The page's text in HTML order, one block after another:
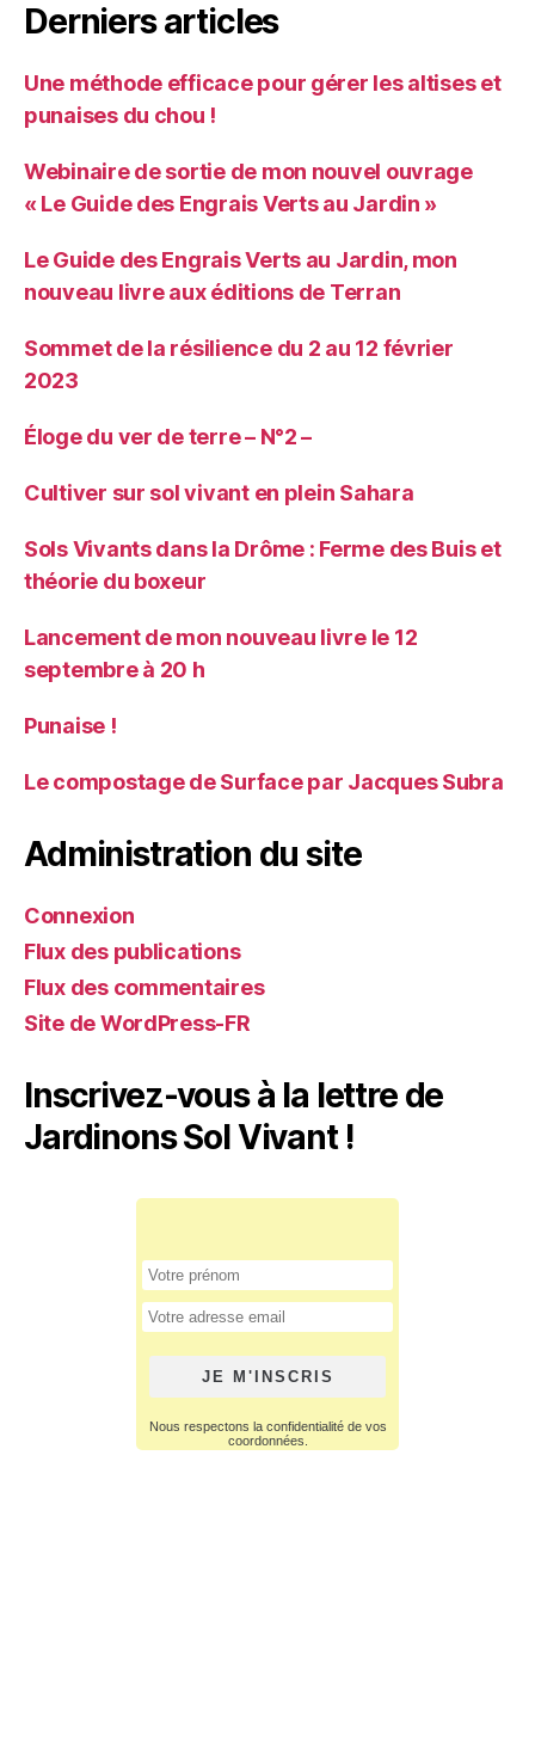
Derniers articles
Une méthode efficace pour gérer les altises et
punaises du chou !
Webinaire de sortie de mon nouvel ouvrage
« Le Guide des Engrais Verts au Jardin »
Le Guide des Engrais Verts au Jardin, mon
nouveau livre aux éditions de Terran
Sommet de la résilience du 2 au 12 février
2023
Éloge du ver de terre – N°2 –
Cultiver sur sol vivant en plein Sahara
Sols Vivants dans la Drôme : Ferme des Buis et
théorie du boxeur
Lancement de mon nouveau livre le 12
septembre à 20 h
Punaise !
Le compostage de Surface par Jacques Subra
Administration du site
Connexion
Flux des publications
Flux des commentaires
Site de WordPress-FR
Inscrivez-vous à la lettre de
Jardinons Sol Vivant !